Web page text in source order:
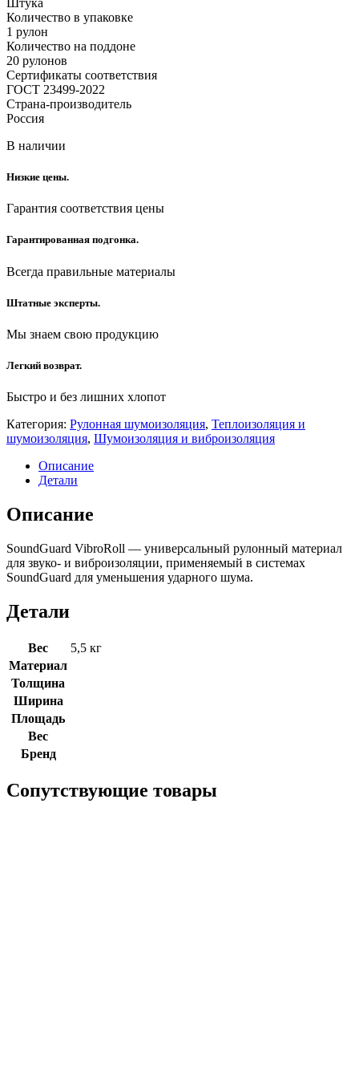
Количество в упаковке
1 рулон
Количество на поддоне
20 рулонов
Сертификаты соответствия
ГОСТ 23499-2022
Страна-производитель
Россия
В наличии
Низкие цены.
Гарантия соответствия цены
Гарантированная подгонка.
Всегда правильные материалы
Штатные эксперты.
Мы знаем свою продукцию
Легкий возврат.
Быстро и без лишних хлопот
Категория: Рулонная шумоизоляция, Теплоизоляция и
шумоизоляция, Шумоизоляция и виброизоляция
Описание
Детали
Описание
SoundGuard VibroRoll — универсальный рулонный материал
для звуко- и виброизоляции, применяемый в системах
SoundGuard для уменьшения ударного шума.
Детали
Вес
5,5 кг
Материал
Толщина
Ширина
Площадь
Вес
Бренд
Сопутствующие товары